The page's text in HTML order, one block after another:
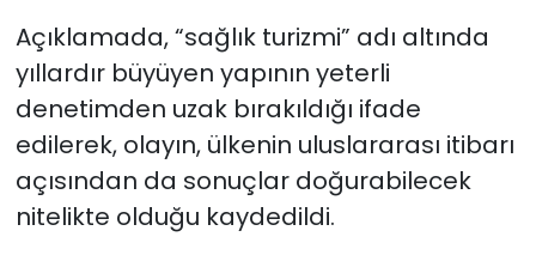
Açıklamada, “sağlık turizmi” adı altında
yıllardır büyüyen yapının yeterli
denetimden uzak bırakıldığı ifade
edilerek, olayın, ülkenin uluslararası itibarı
açısından da sonuçlar doğurabilecek
nitelikte olduğu kaydedildi.